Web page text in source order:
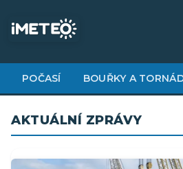
obsahu
POČASÍ BOUŘKY A
AKTUÁLNÍ ZPRÁVY